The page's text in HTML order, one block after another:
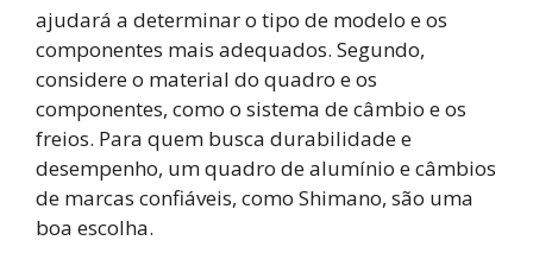
ajudará a determinar o tipo de modelo e os
componentes mais adequados. Segundo,
considere o material do quadro e os
componentes, como o sistema de câmbio e os
freios. Para quem busca durabilidade e
desempenho, um quadro de alumínio e câmbios
de marcas confiáveis, como Shimano, são uma
boa escolha.